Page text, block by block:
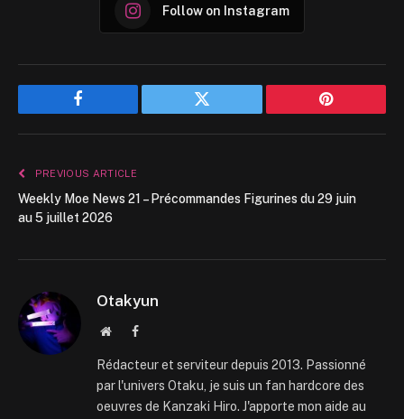
Follow on Instagram
Facebook Twitter Pinterest
PREVIOUS ARTICLE
Weekly Moe News 21 – Précommandes Figurines du 29 juin
au 5 juillet 2026
Otakyun
WebsiteFacebook
Rédacteur et serviteur depuis 2013. Passionné
par l'univers Otaku, je suis un fan hardcore des
oeuvres de Kanzaki Hiro. J'apporte mon aide au